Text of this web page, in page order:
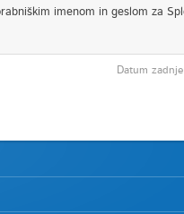
imenom in geslom za
Datum